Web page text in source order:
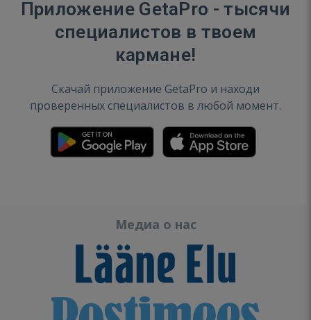
Приложение GetaPro - тысячи
специалистов в твоем
кармане!
Скачай приложение GetaPro и находи
проверенных специалистов в любой момент.
Медиа о нас